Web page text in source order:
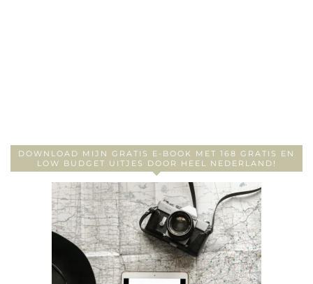
DOWNLOAD MIJN GRATIS E-BOOK MET 168 GRATIS EN
LOW BUDGET UITJES DOOR HEEL NEDERLAND!